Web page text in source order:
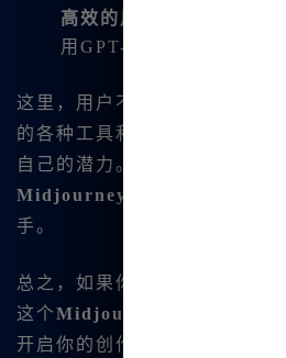
高效的用户支持
：注册
用GPT-4O增强版等服务
这里，用户不仅能享受到绘画
的各种工具和资源，在创作的
自己的潜力。无论是艺术家还
Midjourney中文版
都将是你
手。
总之，如果你也是一个热爱创
这个Midjourney中文版
开启你的创作之旅吧！